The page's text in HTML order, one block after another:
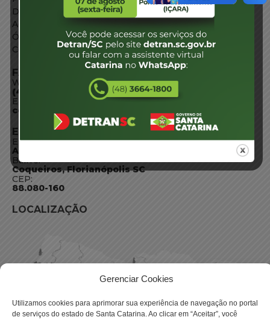
Gerenciar Cookies
Utilizamos cookies para aprimorar sua experiência de navegação no portal
de serviços do estado de Santa Catarina. Ao clicar em “Aceitar”, você
Diário Oficial
Acesso à Informação
Órgãos do Governo
Conheça SC
FALE CONOSCO
WhatsApp:
(48) 3664-1800
E-mail:
centraldeinformacoes@detran.sc.gov.br
ENDEREÇO
Endereço:
Av. Almirante Tamandaré - 480
Bairro:
Coqueiros, Florianópolis SC
CEP:
88.080-160
LOCALIZAÇÃO